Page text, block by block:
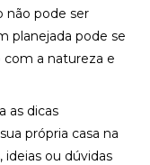
não pode ser
planejada pode se
com a natureza e
as dicas
própria casa na
ideias ou dúvidas